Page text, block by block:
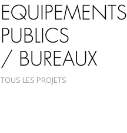
EQUIPEMENTS
PUBLICS
/ BUREAUX
TOUS LES PROJETS